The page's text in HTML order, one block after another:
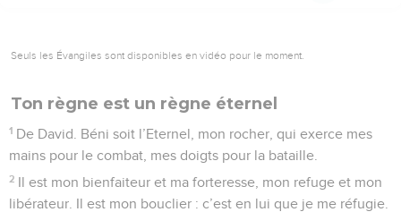
Seuls les Évangiles sont disponibles en vidéo pour le moment.
Ton règne est un règne éternel
1 De David. Béni soit l’Eternel, mon rocher, qui exerce mes
mains pour le combat, mes doigts pour la bataille.
2 Il est mon bienfaiteur et ma forteresse, mon refuge et mon
libérateur. Il est mon bouclier : c’est en lui que je me réfugie.